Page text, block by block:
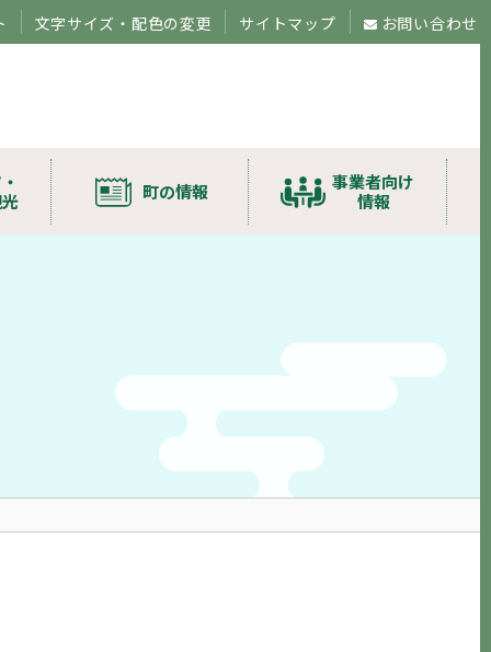
文字サイズ・配色の変更 サイトマップ お問い合わせ
町の情報
事業者向け
情報